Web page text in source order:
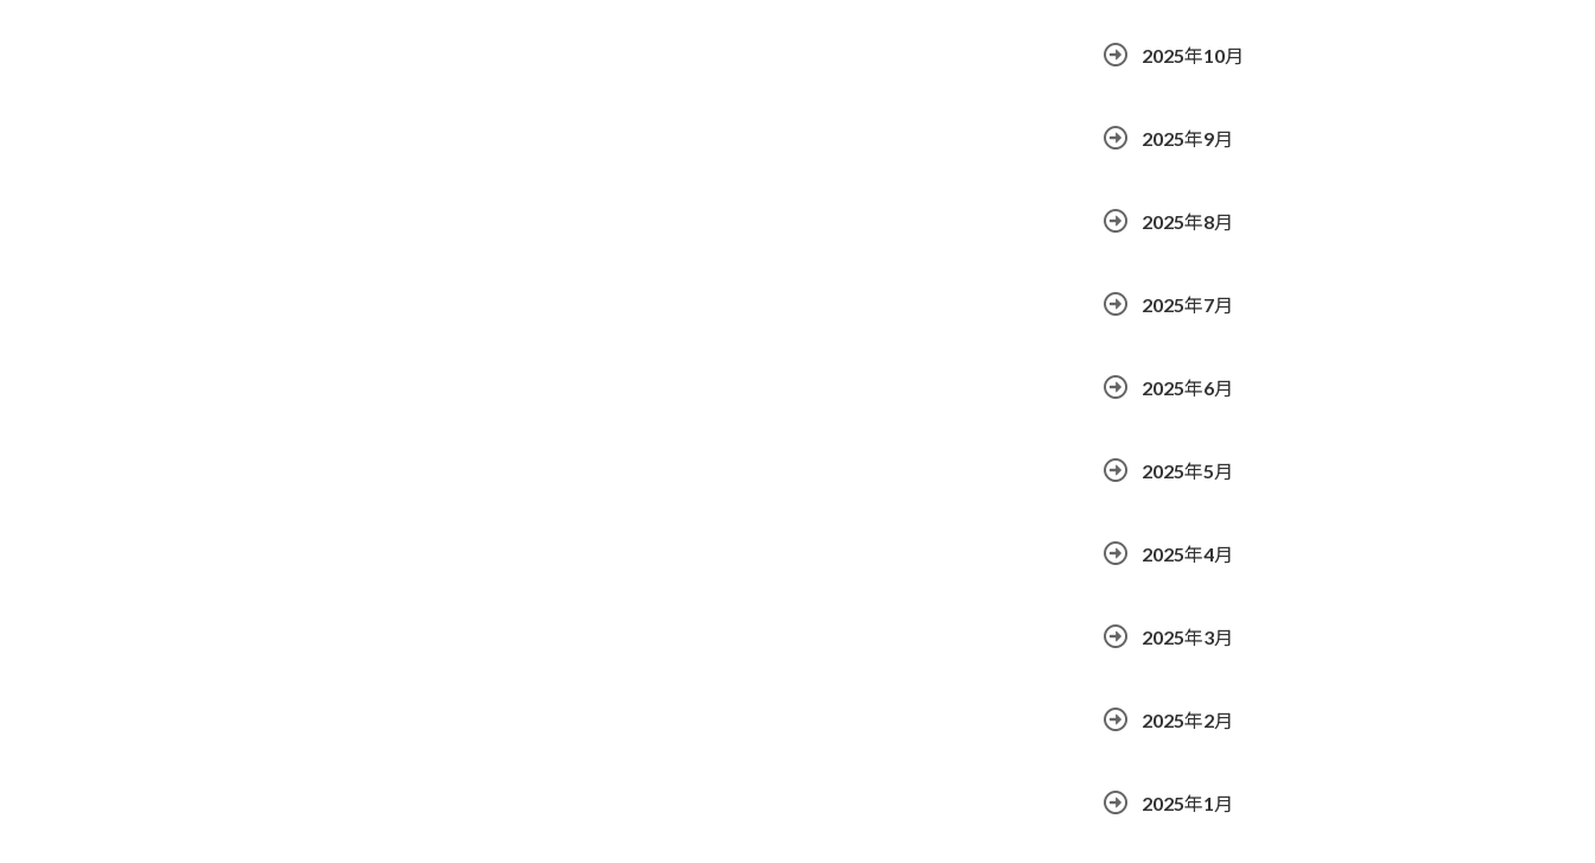
2025年10月
2025年9月
2025年8月
2025年7月
2025年6月
2025年5月
2025年4月
2025年3月
2025年2月
2025年1月